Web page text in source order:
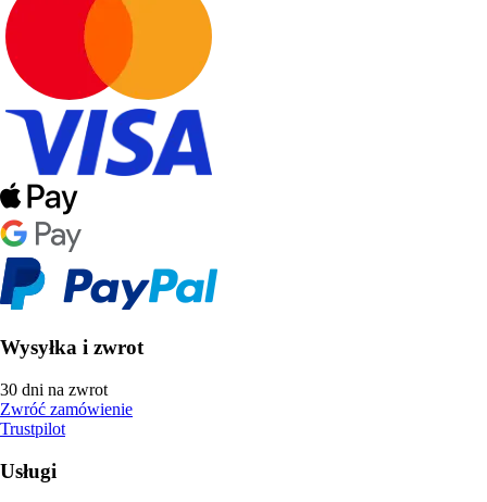
Wysyłka i zwrot
30 dni na zwrot
Zwróć zamówienie
Trustpilot
Usługi